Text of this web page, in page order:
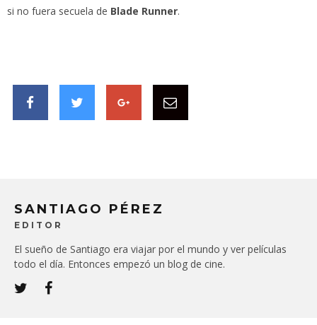
si no fuera secuela de Blade Runner.
SANTIAGO PÉREZ
EDITOR
El sueño de Santiago era viajar por el mundo y ver películas
todo el día. Entonces empezó un blog de cine.